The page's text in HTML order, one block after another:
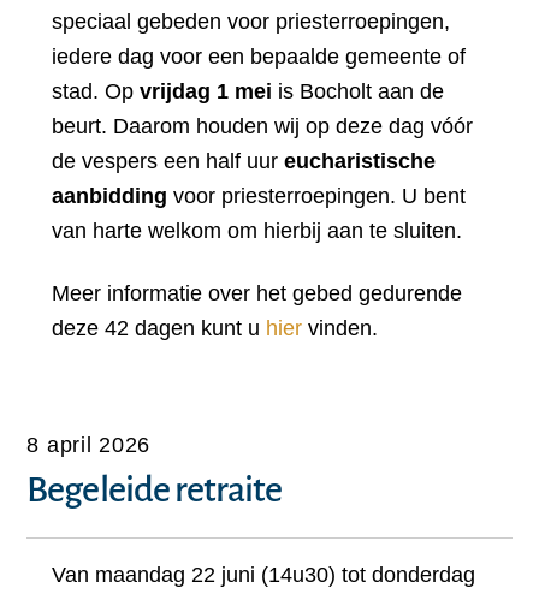
speciaal gebeden voor priesterroepingen,
iedere dag voor een bepaalde gemeente of
stad. Op vrijdag 1 mei is Bocholt aan de
beurt. Daarom houden wij op deze dag vóór
de vespers een half uur eucharistische
aanbidding voor priesterroepingen. U bent
van harte welkom om hierbij aan te sluiten.
Meer informatie over het gebed gedurende
deze 42 dagen kunt u hiervinden.
8 april 2026
Begeleide retraite
Van maandag 22 juni (14u30) tot donderdag